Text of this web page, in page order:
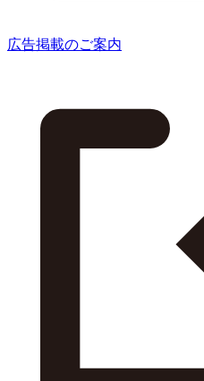
広告掲載のご案内